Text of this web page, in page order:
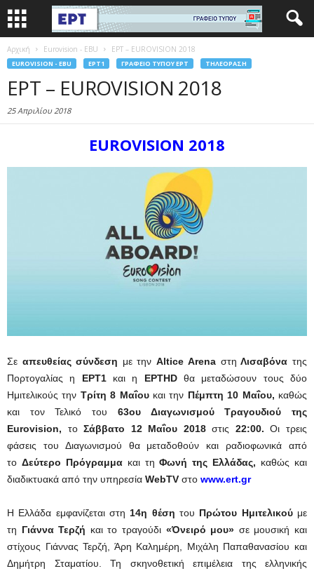
Αρχική Eurovision - EBU ΕΡΤ – EUROVISION 2018
EUROVISION - EBU EΡΤ1 ΓΡΑΦΕΊΟ ΤΎΠΟΥ ΕΡΤ ΤΗΛΕΌΡΑΣΗ
ΕΡΤ – EUROVISION 2018
25 Απριλίου 2018
EUROVISION 2018
Σε απευθείας σύνδεση με την Altice Arena στη Λισαβόνατης
Πορτογαλίας η ΕΡΤ1 και η ΕΡΤHDθα μεταδώσουν τους δύο
Ημιτελικούς την Τρίτη 8 Μαΐου και την Πέμπτη 10 Μαΐου, καθώς
και τον Τελικό του 63ου Διαγωνισμού Τραγουδιού της
Eurovision, τοΣάββατο 12 Μαΐου 2018στις 22:00.Οι τρεις
φάσεις του Διαγωνισμού θα μεταδοθούν και ραδιοφωνικά από
το Δεύτερο Πρόγραμμα και τη Φωνή της Ελλάδας, καθώς και
διαδικτυακά από την υπηρεσία WebTV στο www.ert.gr
Η Ελλάδα εμφανίζεται στη 14η θέση του Πρώτου Ημιτελικούμε
τη Γιάννα Τερζή και το τραγούδι «Όνειρό μου» σε μουσική και
στίχους Γιάννας Τερζή, Άρη Καλημέρη, Μιχάλη Παπαθανασίου και
Δημήτρη Σταματίου. Τη σκηνοθετική επιμέλεια της ελληνικής